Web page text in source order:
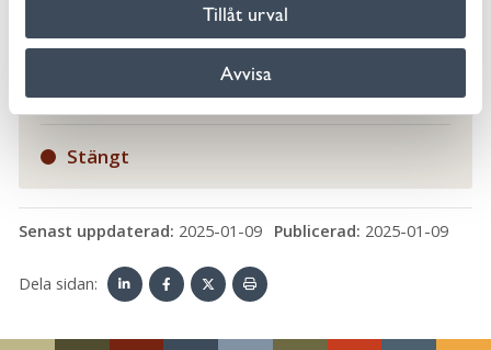
Tillåt urval
Avvisa
servicecenter@morbylanga.se
Stängt
Senast uppdaterad: 2025-01-09 Publicerad: 2025-01-09
Dela sidan: